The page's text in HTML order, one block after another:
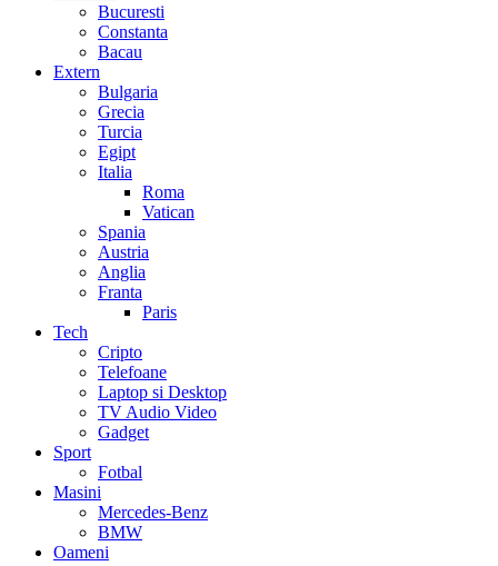
Bucuresti
Constanta
Bacau
Extern
Bulgaria
Grecia
Turcia
Egipt
Italia
Roma
Vatican
Spania
Austria
Anglia
Franta
Paris
Tech
Cripto
Telefoane
Laptop si Desktop
TV Audio Video
Gadget
Sport
Fotbal
Masini
Mercedes-Benz
BMW
Oameni